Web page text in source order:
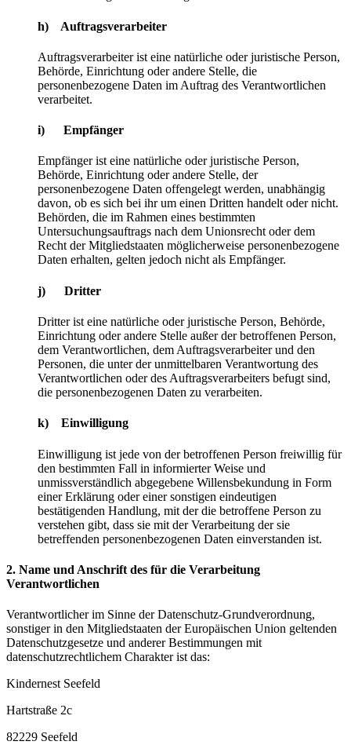
h) Auftragsverarbeiter
Auftragsverarbeiter ist eine natürliche oder juristische Person,
Behörde, Einrichtung oder andere Stelle, die
personenbezogene Daten im Auftrag des Verantwortlichen
verarbeitet.
i) Empfänger
Empfänger ist eine natürliche oder juristische Person,
Behörde, Einrichtung oder andere Stelle, der
personenbezogene Daten offengelegt werden, unabhängig
davon, ob es sich bei ihr um einen Dritten handelt oder nicht.
Behörden, die im Rahmen eines bestimmten
Untersuchungsauftrags nach dem Unionsrecht oder dem
Recht der Mitgliedstaaten möglicherweise personenbezogene
Daten erhalten, gelten jedoch nicht als Empfänger.
j) Dritter
Dritter ist eine natürliche oder juristische Person, Behörde,
Einrichtung oder andere Stelle außer der betroffenen Person,
dem Verantwortlichen, dem Auftragsverarbeiter und den
Personen, die unter der unmittelbaren Verantwortung des
Verantwortlichen oder des Auftragsverarbeiters befugt sind,
die personenbezogenen Daten zu verarbeiten.
k) Einwilligung
Einwilligung ist jede von der betroffenen Person freiwillig für
den bestimmten Fall in informierter Weise und
unmissverständlich abgegebene Willensbekundung in Form
einer Erklärung oder einer sonstigen eindeutigen
bestätigenden Handlung, mit der die betroffene Person zu
verstehen gibt, dass sie mit der Verarbeitung der sie
betreffenden personenbezogenen Daten einverstanden ist.
2. Name und Anschrift des für die Verarbeitung
Verantwortlichen
Verantwortlicher im Sinne der Datenschutz-Grundverordnung,
sonstiger in den Mitgliedstaaten der Europäischen Union geltenden
Datenschutzgesetze und anderer Bestimmungen mit
datenschutzrechtlichem Charakter ist das:
Kindernest Seefeld
Hartstraße 2c
82229 Seefeld